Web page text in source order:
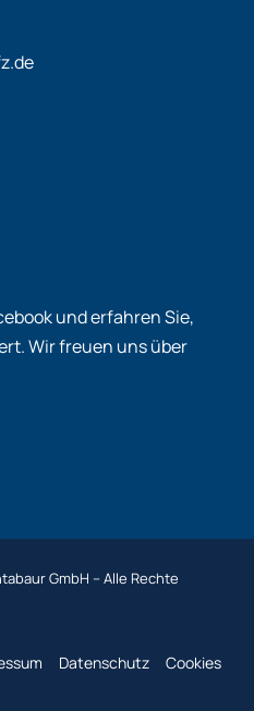
und erfahren Sie,
Wir freuen uns über
GmbH – Alle Rechte
Datenschutz Cookies